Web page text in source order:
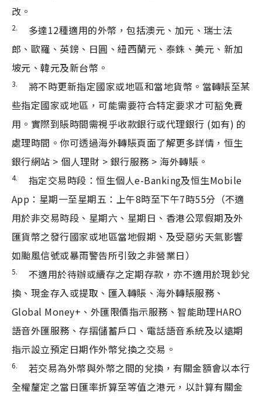
改。
2.
多達12種適用的外幣，包括澳元、加元、瑞士法
郎、歐羅、英鎊、日圓、紐西蘭元、泰銖、美元、新加
坡元、韓元及新台幣。
3.
將不時更新指定國家或地區和當地貨幣。當轉賬至某
些指定國家或地區，可能需要符合特定要求才可豁免費
用。實際到賬時間需視乎收款銀行或代理銀行 (如有) 的
處理時間。你可透過海外轉賬頁面了解更多詳情，恒生
銀行網站 > 個人理財 > 銀行服務 > 海外轉賬。
4.
指定交易時段：恒生個人e-Banking及恒生Mobile
App：星期一至星期五：上午8時至下午7時55分（不適
用於非交易時段、星期六、星期日、香港公眾假期及外
匯貨幣之發行國家或地區當地假期、及受惡劣天氣影響
如颱風信號或暴雨警告所引致之非營業日）
5.
不適用於待辦或續存之定期存款，亦不適用於現鈔兌
換、現金存入或提取、匯入轉賬、海外轉賬服務、
Global Money+、外匯限價指示服務、智能助理HARO
語音外匯服務、存摺儲蓄戶口、電話語音系統及以遠期
指示設立預定日期作外幣兌換之交易。
6.
若交易為外幣與外幣之間的兌換，有關金額會以本行
全權釐定之當日匯率折算至等值之港元，以計算有關金